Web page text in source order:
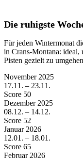
Die ruhigste
Für jeden Wintermonat
in Crans-Montana:
Pisten gezielt zu
November 2025
17.11. – 23.11.
Score 50
Dezember 2025
08.12. – 14.12.
Score 52
Januar 2026
12.01. – 18.01.
Score 65
Februar 2026